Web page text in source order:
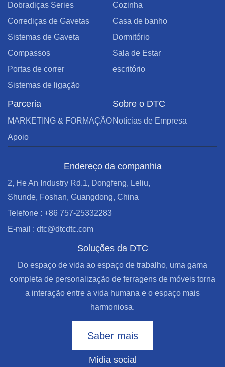
Dobradiças Series
Corrediças de Gavetas
Sistemas de Gaveta
Compassos
Portas de correr
Sistemas de ligação
Cozinha
Casa de banho
Dormitório
Sala de Estar
escritório
Parceria
MARKETING & FORMAÇÃO
Apoio
Sobre o DTC
Notícias de Empresa
Endereço da companhia
2, He An Industry Rd.1, Dongfeng, Leliu,
Shunde, Foshan, Guangdong, China
Telefone : +86 757-25332283
E-mail : dtc@dtcdtc.com
Soluções da DTC
Do espaço de vida ao espaço de trabalho, uma gama
completa de personalização de ferragens de móveis torna
a interação entre a vida humana e o espaço mais
harmoniosa.
Saber mais
Mídia social